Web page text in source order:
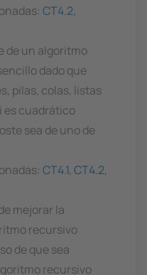
CT4.2,
de un algoritmo
dado que
pilas, colas, listas
es cuadrático
sea de uno de
CT4.1, CT4.2,
mejorar la
recursivo
de que sea
recursivo